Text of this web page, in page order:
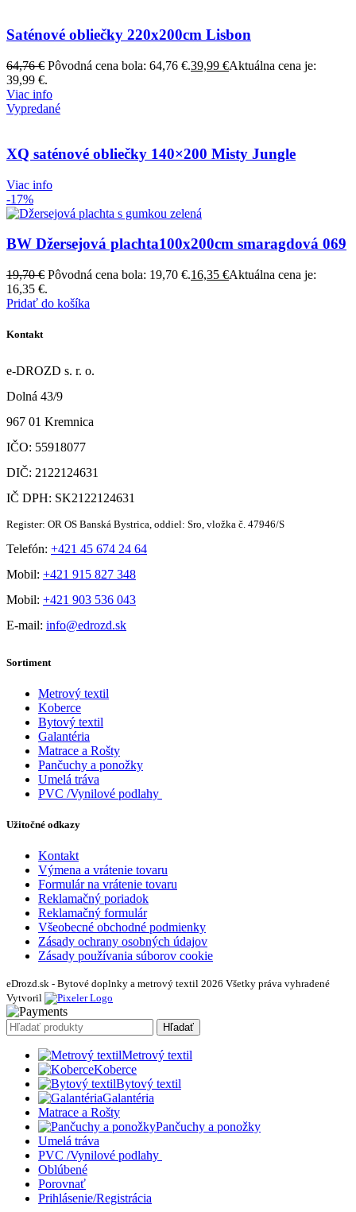
Saténové obliečky 220x200cm Lisbon
64,76€ Pôvodná cena bola: 64,76 €.39,99 €Aktuálna cena je:
39,99 €.
Viac info
Vypredané
XQ saténové obliečky 140×200 Misty Jungle
Viac info
-17%
BW Džersejová plachta100x200cm smaragdová 069
19,70€ Pôvodná cena bola: 19,70 €.16,35 €Aktuálna cena je:
16,35 €.
Pridať do košíka
Kontakt
e-DROZD s. r. o.
Dolná 43/9
967 01 Kremnica
IČO: 55918077
DIČ: 2122124631
IČ DPH: SK2122124631
Register: OR OS Banská Bystrica, oddiel: Sro, vložka č. 47946/S
Telefón: +421 45 674 24 64
Mobil: +421 915 827 348
Mobil: +421 903 536 043
E-mail: info@edrozd.sk
Sortiment
Metrový textil
Koberce
Bytový textil
Galantéria
Matrace a Rošty
Pančuchy a ponožky
Umelá tráva
PVC /Vynilové podlahy
Užitočné odkazy
Kontakt
Výmena a vrátenie tovaru
Formulár na vrátenie tovaru
Reklamačný poriadok
Reklamačný formulár
Všeobecné obchodné podmienky
Zásady ochrany osobných údajov
Zásady používania súborov cookie
eDrozd.sk - Bytové doplnky a metrový textil 2026 Všetky práva vyhradené
Vytvoril
Hľadať
Metrový textil
Koberce
Bytový textil
Galantéria
Matrace a Rošty
Pančuchy a ponožky
Umelá tráva
PVC /Vynilové podlahy
Oblúbené
Porovnať
Prihlásenie/Registrácia